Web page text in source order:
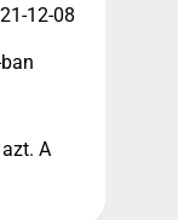
12-08
A